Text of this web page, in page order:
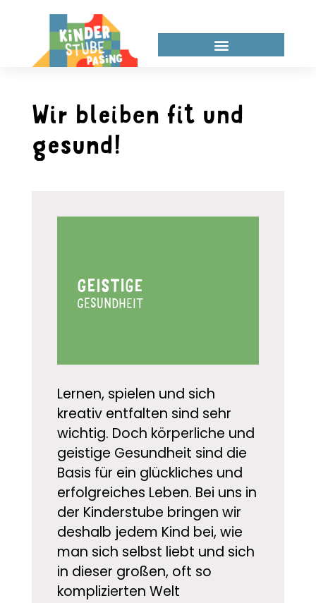
Wir bleiben fit und
gesund!
GEISTIGE
GESUNDHEIT
Lernen, spielen und sich
kreativ entfalten sind sehr
wichtig. Doch körperliche und
geistige Gesundheit sind die
Basis für ein glückliches und
erfolgreiches Leben. Bei uns in
der Kinderstube bringen wir
deshalb jedem Kind bei, wie
man sich selbst liebt und sich
in dieser großen, oft so
komplizierten Welt